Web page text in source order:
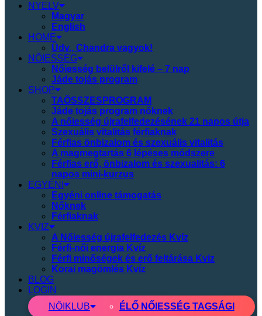
NYELV
Magyar
English
HOME
Üdv., Chandra vagyok!
NŐIESSÉG
Nőiesség belülről kifelé – 7 nap
Jáde tojás program
SHOP
TAÖSSZESPROGRAM
Jáde tojás program nőknek
A nőiesség újrafelfedezésének 21 napos útja
Szexuális vitalitás férfiaknak
Férfias önbizalom és szexuális vitalitás
A magmegtartás 6 lépéses módszere
Férfias erő, önbizalom és szexualitás: 6
napos mini-kurzus
EGYÉNI
Egyéni online támogatás
Nőknek
Férfiaknak
KVIZ
A Nőiesség újrafelfedezés Kvíz
Férfi-női energia Kvíz
Férfi minőségek és erő feltárása Kviz
Korai magömlés Kvíz
BLOG
LOGIN
NŐI KLUB ÉLŐ NŐIESSÉG TAGSÁGI